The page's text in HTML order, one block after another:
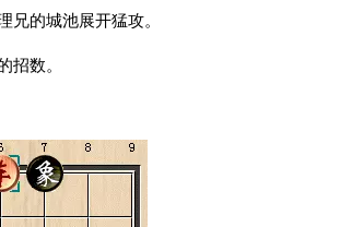
的城池展开猛攻。
数。